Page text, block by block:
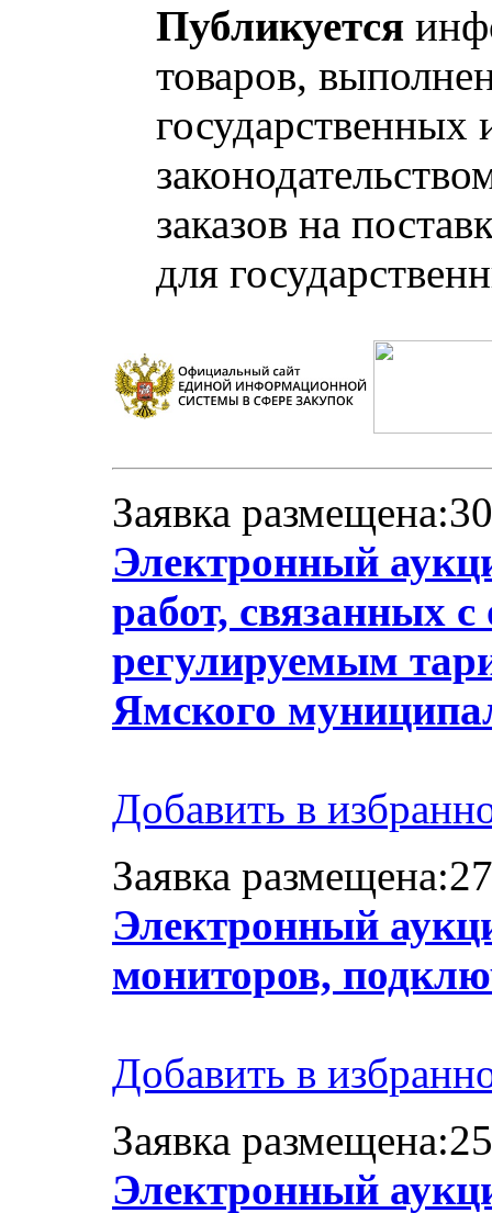
Публикуется
товаров,
заказов на
для
Заявка
Электронный
работ, связанных
регулируемым
Ямского
Добавить в
Заявка
Электронный
мониторов,
Добавить в
Заявка
Электронный